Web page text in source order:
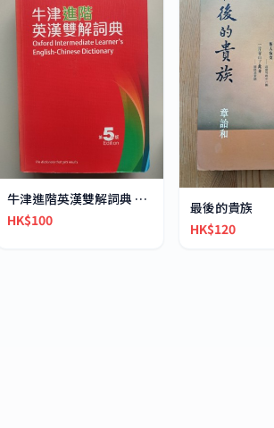
牛津進階英漢雙解詞典 第五版
HK$100
最後的貴族
HK$120